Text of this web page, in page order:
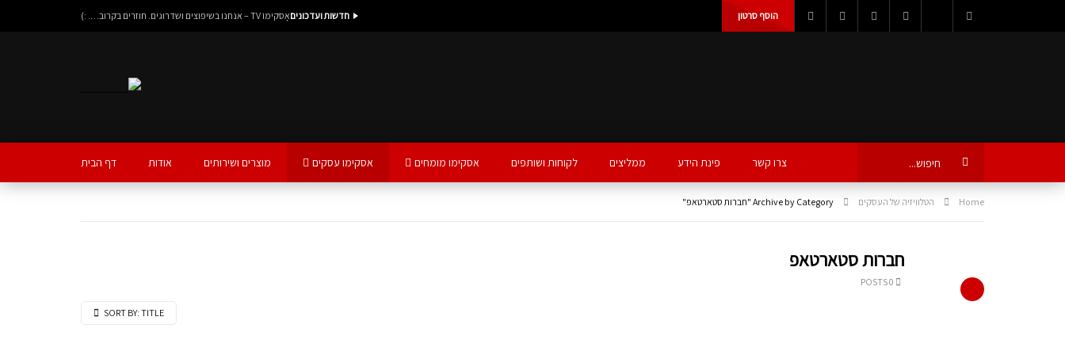
חדשות ועדכוניםאָסקימוֹ TV – אנחנו בשיפוצים ושדרוגים. חוזרים בקרוב…. :) הוסף סרטון
דף הבית אודות מוצרים ושירותים אסקימו עסקים אסקימו מומחים לקוחות ושותפים ממליצים פינת הידע צרו קשר
Home הטלוויזיה של העסקים Archive by Category "חברות סטארטאפ"
חברות סטארטאפ
0 POSTS
SORT BY: TITLE